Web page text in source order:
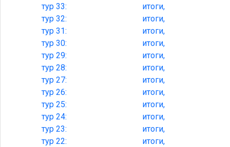
тур 33:
итоги,
тур 32:
итоги,
тур 31:
итоги,
тур 30:
итоги,
тур 29:
итоги,
тур 28:
итоги,
тур 27:
итоги,
тур 26:
итоги,
тур 25:
итоги,
тур 24:
итоги,
тур 23:
итоги,
тур 22:
итоги,